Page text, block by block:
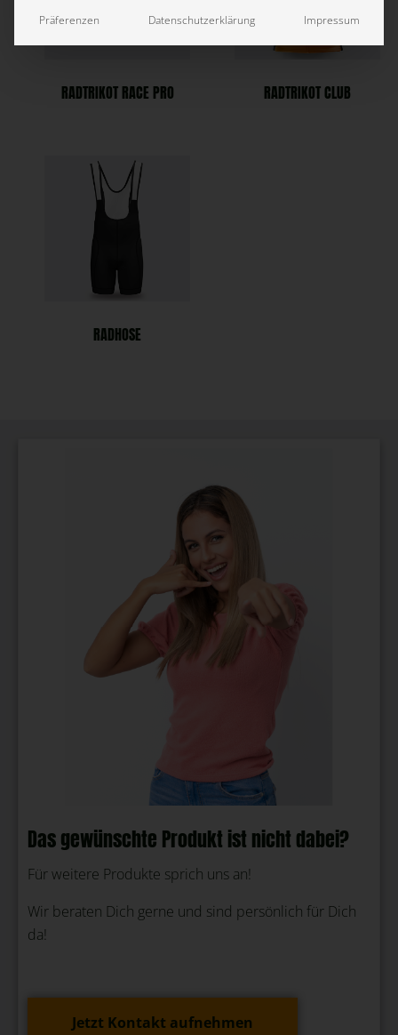
RADTRIKOT RACE PRO RADTRIKOT CLUB
RADHOSE
Das gewünschte Produkt ist nicht dabei?
Für weitere Produkte sprich uns an!
Wir beraten Dich gerne und sind persönlich für Dich
da!
Jetzt Kontakt aufnehmen
Präferenzen Datenschutzerklärung Impressum